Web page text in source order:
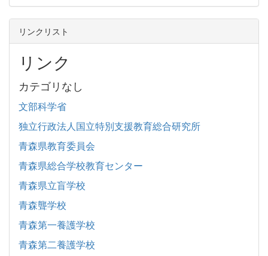
リンクリスト
リンク
カテゴリなし
文部科学省
独立行政法人国立特別支援教育総合研究所
青森県教育委員会
青森県総合学校教育センター
青森県立盲学校
青森聾学校
青森第一養護学校
青森第二養護学校